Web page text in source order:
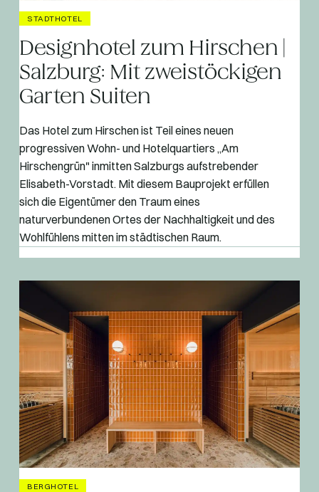
STADTHOTEL
Designhotel zum Hirschen |
Salzburg: Mit zweistöckigen
Garten Suiten
Das Hotel zum Hirschen ist Teil eines neuen
progressiven Wohn- und Hotelquartiers „Am
Hirschengrün" inmitten Salzburgs aufstrebender
Elisabeth-Vorstadt. Mit diesem Bauprojekt erfüllen
sich die Eigentümer den Traum eines
naturverbundenen Ortes der Nachhaltigkeit und des
Wohlfühlens mitten im städtischen Raum.
BERGHOTEL